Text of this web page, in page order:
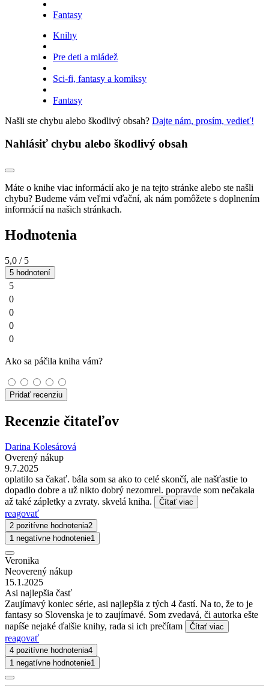
Fantasy
Knihy
Pre deti a mládež
Sci-fi, fantasy a komiksy
Fantasy
Našli ste chybu alebo škodlivý obsah? Dajte nám, prosím, vedieť!
Nahlásiť chybu alebo škodlivý obsah
Máte o knihe viac informácií ako je na tejto stránke alebo ste našli
chybu? Budeme vám veľmi vďační, ak nám pomôžete s doplnením
informácií na našich stránkach.
Hodnotenia
5,0 / 5
5 hodnotení
5
0
0
0
0
Ako sa páčila kniha vám?
Pridať recenziu
Recenzie čitateľov
Darina Kolesárová
Overený nákup
9.7.2025
oplatilo sa čakať. bála som sa ako to celé skončí, ale našťastie to
dopadlo dobre a už nikto dobrý nezomrel. popravde som nečakala
až také zápletky a zvraty. skvelá kniha.
Čítať viac
reagovať
2 pozitívne hodnotenia2
1 negatívne hodnotenie1
Veronika
Neoverený nákup
15.1.2025
Asi najlepšia časť
Zaujímavý koniec série, asi najlepšia z tých 4 častí. Na to, že to je
fantasy so Slovenska je to zaujímavé. Som zvedavá, či autorka ešte
napíše nejaké ďalšie knihy, rada si ich prečítam
Čítať viac
reagovať
4 pozitívne hodnotenia4
1 negatívne hodnotenie1